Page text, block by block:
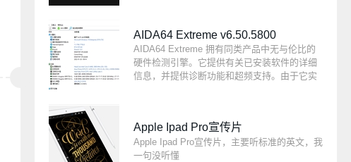
AIDA64 Extreme v6.50.5800
AIDA64 Extreme 拥有同类产品中无与伦比的
硬件检测引擎。它提供有关已安装软件的详细
信息，并提供诊断功能和超频支持。由于它实
个硬件组件或整个系统的性能。它兼容所有 32
位和 64 位 Windows 版本，包括 Windows 11
和 Windows Server 2022。
Apple Ipad Pro宣传片
Apple Ipad Pro宣传片，主要听标准的英文，我
一句没听懂